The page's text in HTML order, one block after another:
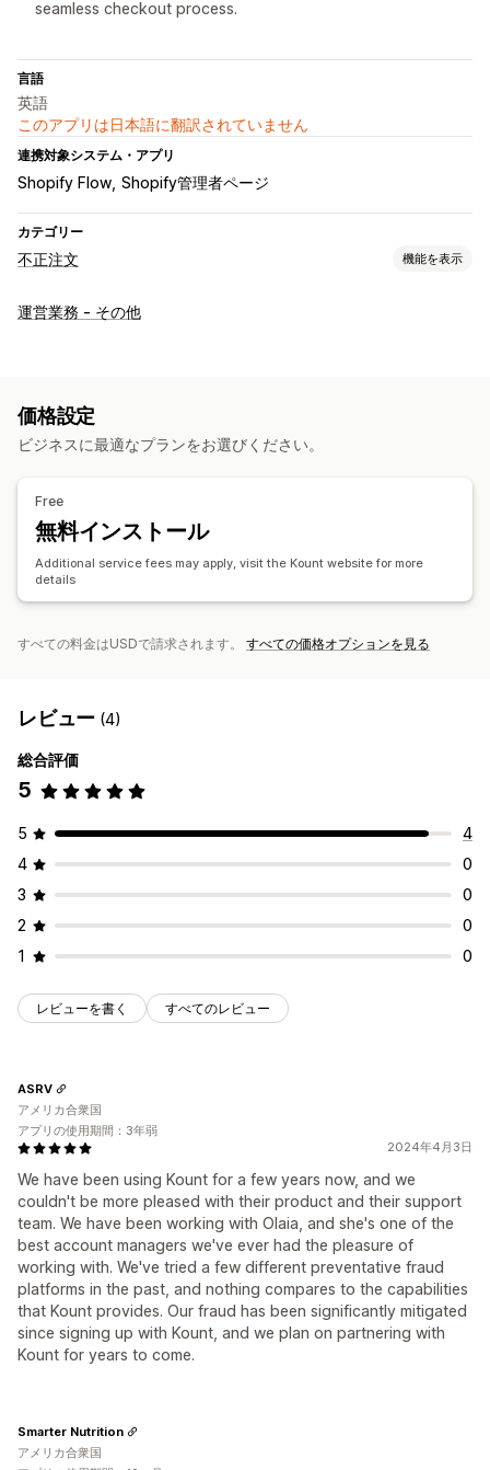
seamless checkout process.
言語
英語
このアプリは日本語に翻訳されていません
連携対象システム・アプリ
Shopify Flow Shopify管理者ページ
カテゴリー
不正注文 機能を表示
不正注文タイプ
自動キャンセル
アラートと分析
運営業務 - その他
価格設定
ビジネスに最適なプランをお選びください。
Free
無料インストール
Additional service fees may apply, visit the Kount website for more
details
すべての料金はUSDで請求されます。 すべての価格オプションを見る
レビュー (4)
総合評価
5
5
4
4
0
3
0
2
0
1
0
レビューを書く すべてのレビュー
2024年4月3日
We have been using Kount for a few years now, and we
couldn't be more pleased with their product and their support
team. We have been working with Olaia, and she's one of the
best account managers we've ever had the pleasure of
working with. We've tried a few different preventative fraud
platforms in the past, and nothing compares to the capabilities
that Kount provides. Our fraud has been significantly mitigated
since signing up with Kount, and we plan on partnering with
Kount for years to come.
ASRV
アメリカ合衆国
アプリの使用期間：3年弱
Smarter Nutrition
アメリカ合衆国